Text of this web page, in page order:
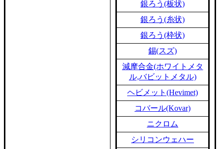
銀ろう(板状)
銀ろう(糸状)
銀ろう(枠状)
錫(スズ)
減摩合金(ホワイトメタ
ル,バビットメタル)
ヘビメット(Hevimet)
コバール(Kovar)
ニクロム
シリコンウェハー